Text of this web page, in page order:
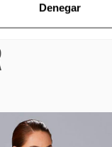
Denegar
TE